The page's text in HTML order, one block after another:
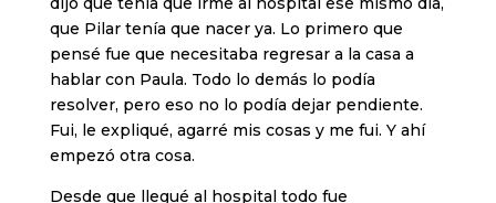
que Pilar tenía que nacer ya. Lo primero que
pensé fue que necesitaba regresar a la casa a
hablar con Paula. Todo lo demás lo podía
resolver, pero eso no lo podía dejar pendiente.
Fui, le expliqué, agarré mis cosas y me fui. Y ahí
empezó otra cosa.
Desde que llegué al hospital todo fue